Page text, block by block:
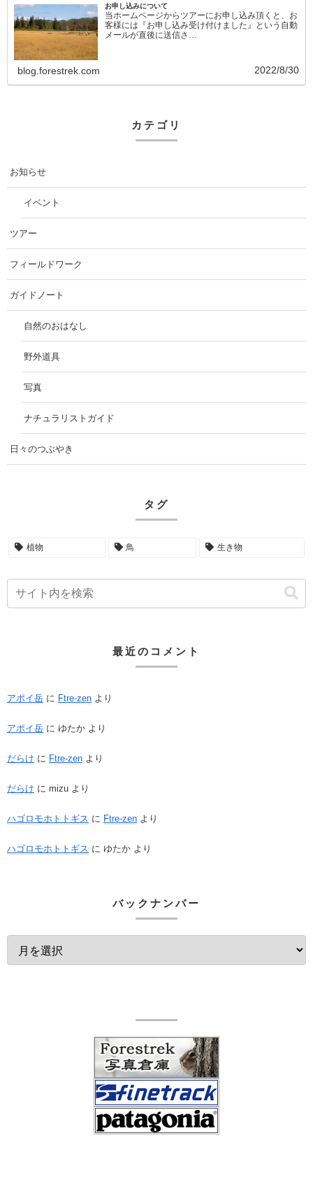
お申し込みについて
当ホームページからツアーにお申し込み頂くと、お
客様には『お申し込み受け付けました』という自動
メールが直後に送信さ…
blog.forestrek.com 2022/8/30
カテゴリ
お知らせ
イベント
ツアー
フィールドワーク
ガイドノート
自然のおはなし
野外道具
写真
ナチュラリストガイド
日々のつぶやき
タグ
植物 鳥 生き物
最近のコメント
アポイ岳 に Ftre-zen より
アポイ岳 に ゆたか より
だらけ に Ftre-zen より
だらけ に mizu より
ハゴロモホトトギス に Ftre-zen より
ハゴロモホトトギス に ゆたか より
バックナンバー